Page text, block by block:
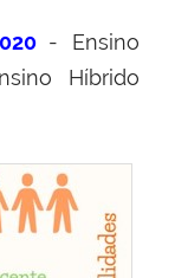
- Ensino
Híbrido